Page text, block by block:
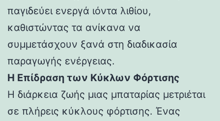
παγιδεύει ενεργά ιόντα λιθίου,
καθιστώντας τα ανίκανα να
συμμετάσχουν ξανά στη διαδικασία
παραγωγής ενέργειας.
Η Επίδραση των Κύκλων Φόρτισης
Η διάρκεια ζωής μιας μπαταρίας μετριέται
σε πλήρεις κύκλους φόρτισης. Ένας